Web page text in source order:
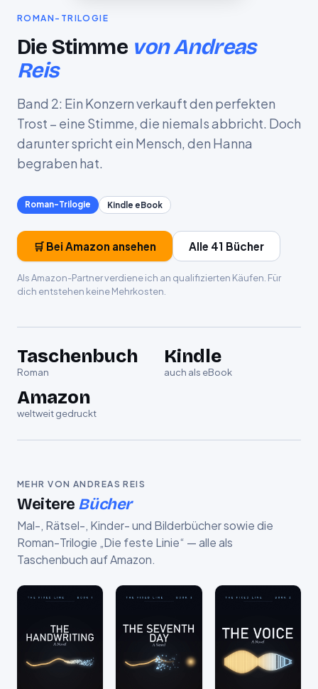
ROMAN-TRILOGIE
Die Stimme von Andreas
Reis
Band 2: Ein Konzern verkauft den perfekten
Trost – eine Stimme, die niemals abbricht. Doch
darunter spricht ein Mensch, den Hanna
begraben hat.
Roman-Trilogie Kindle eBook
🛒 Bei Amazon ansehen Alle 41 Bücher
Als Amazon-Partner verdiene ich an qualifizierten Käufen. Für
dich entstehen keine Mehrkosten.
Taschenbuch
Roman
Kindle
auch als eBook
Amazon
weltweit gedruckt
MEHR VON ANDREAS REIS
Weitere Bücher
Mal-, Rätsel-, Kinder- und Bilderbücher sowie die
Roman-Trilogie „Die feste Linie“ — alle als
Taschenbuch auf Amazon.